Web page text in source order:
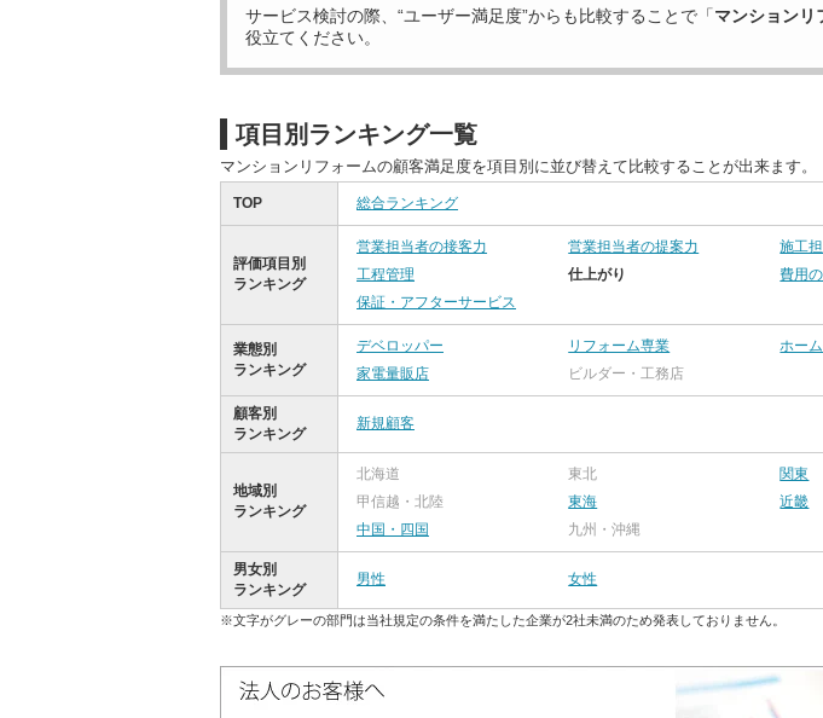
サービス検討の際、“ユーザー満足度”からも比較することで「マンションリ
役立てください。
項目別ランキング一覧
マンションリフォームの顧客満足度を項目別に並び替えて比較することが出来ます。
TOP 総合ランキング
評価項目別
ランキング
営業担当者の接客力 営業担当者の提案力
施工
工程管理
仕上がり
費用
保証・アフターサービス
業態別
ランキング
デベロッパー リフォーム専業
ホー
家電量販店
ビルダー・工務店
顧客別
ランキング
新規顧客
地域別
ランキング
北海道 東北
関東
甲信越・北陸
東海
近畿
中国・四国
九州・沖縄
男女別
ランキング
男性 女性
※文字がグレーの部門は当社規定の条件を満たした企業が2社未満のため発表しておりません。